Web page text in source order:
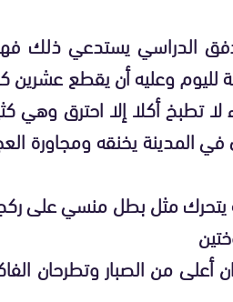
الدراسي يستدعي ذلك
وعليه أن يقطع عشرين
أكلا إلا احترق وهي
المدينة يخنقه ومجاورة
يتحرك مثل بطل منسي على
من الصبار وتطرحان